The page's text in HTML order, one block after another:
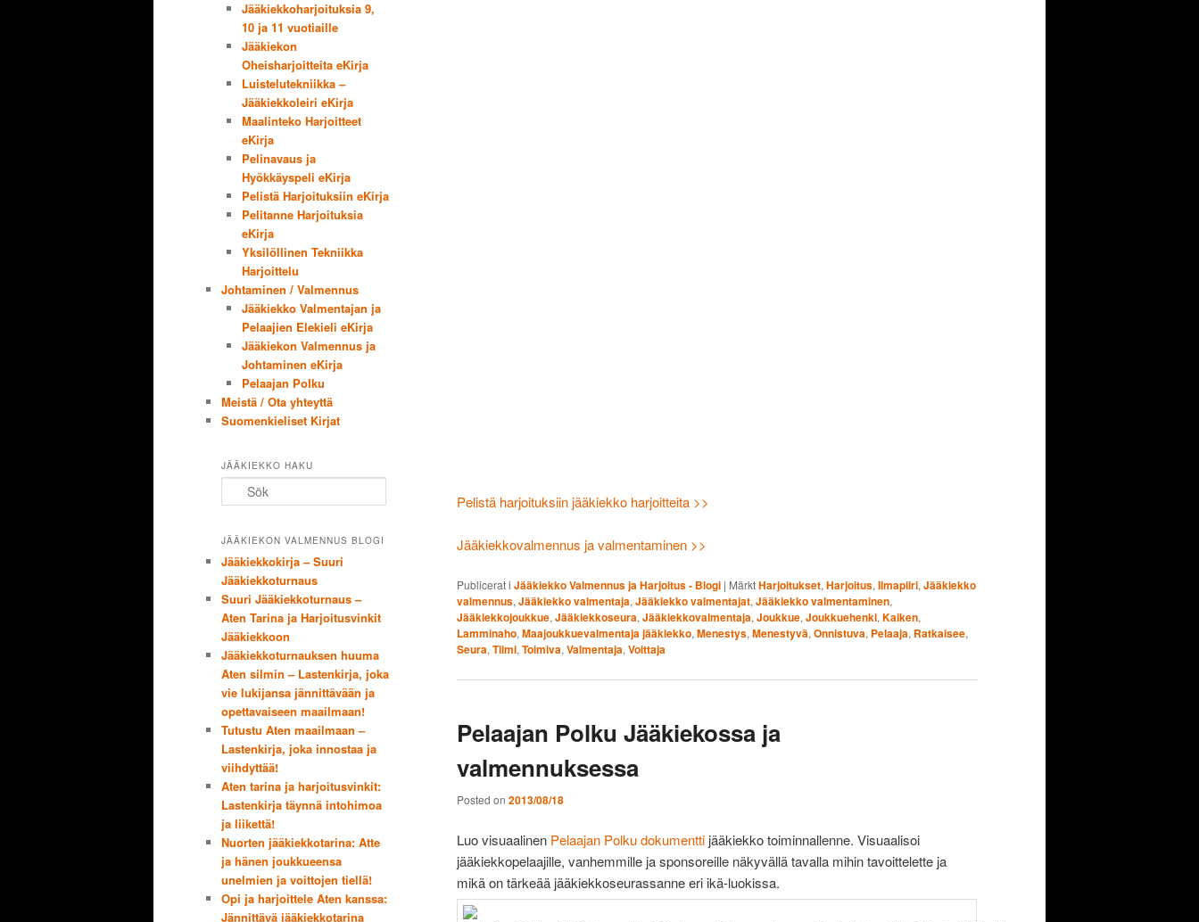
Pelistä harjoituksiin jääkiekko harjoitteita >>
Jääkiekkovalmennus ja valmentaminen >>
Publicerat i Jääkiekko Valmennus ja Harjoitus - Blogi | MärktHarjoitukset, Harjoitus, Ilmapiiri, Jääkiekko
valmennus, Jääkiekko valmentaja, Jääkiekko valmentajat, Jääkiekko valmentaminen,
Jääkiekkojoukkue, Jääkiekkoseura, Jääkiekkovalmentaja, Joukkue, Joukkuehenki, Kaiken,
Lamminaho, Maajoukkuevalmentaja jääkiekko, Menestys, Menestyvä, Onnistuva, Pelaaja, Ratkaisee,
Seura, Tiimi, Toimiva, Valmentaja, Voittaja
Pelaajan Polku Jääkiekossa ja
valmennuksessa
Posted on 2013/08/18
Luo visuaalinen Pelaajan Polku dokumentti jääkiekko toiminnallenne. Visuaalisoi
jääkiekkopelaajille, vanhemmille ja sponsoreille näkyvällä tavalla mihin tavoittelette ja
mikä on tärkeää jääkiekkoseurassanne eri ikä-luokissa.
Jääkiekkoharjoituksia 9,
10 ja 11 vuotiaille
Jääkiekon
Oheisharjoitteita eKirja
Luistelutekniikka –
Jääkiekkoleiri eKirja
Maalinteko Harjoitteet
eKirja
Pelinavaus ja
Hyökkäyspeli eKirja
Pelistä Harjoituksiin eKirja
Pelitanne Harjoituksia
eKirja
Yksilöllinen Tekniikka
Harjoittelu
Johtaminen / Valmennus
Jääkiekko Valmentajan ja
Pelaajien Elekieli eKirja
Jääkiekon Valmennus ja
Johtaminen eKirja
Pelaajan Polku
Meistä / Ota yhteyttä
Suomenkieliset Kirjat
JÄÄKIEKKO HAKU
JÄÄKIEKON VALMENNUS BLOGI
Jääkiekkokirja – Suuri
Jääkiekkoturnaus
Suuri Jääkiekkoturnaus –
Aten Tarina ja Harjoitusvinkit
Jääkiekkoon
Jääkiekkoturnauksen huuma
Aten silmin – Lastenkirja, joka
vie lukijansa jännittävään ja
opettavaiseen maailmaan!
Tutustu Aten maailmaan –
Lastenkirja, joka innostaa ja
viihdyttää!
Aten tarina ja harjoitusvinkit:
Lastenkirja täynnä intohimoa
ja liikettä!
Nuorten jääkiekkotarina: Atte
ja hänen joukkueensa
unelmien ja voittojen tiellä!
Opi ja harjoittele Aten kanssa:
Jännittävä jääkiekkotarina